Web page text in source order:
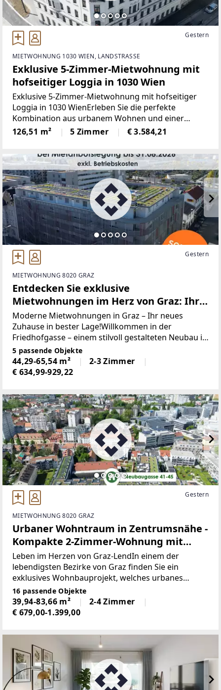
Gestern
MIETWOHNUNG 1030 WIEN, LANDSTRASSE
Exklusive 5-Zimmer-Mietwohnung mit
hofseitiger Loggia in 1030 Wien
Exklusive 5-Zimmer-Mietwohnung mit hofseitiger
Loggia in 1030 WienErleben Sie die perfekte
Kombination aus urbanem Wohnen und einer
ruhigen Rückzugsoase in dieser hochwertig
sanierten Altbauwohnung im Herzen des 3. Wiener
126,51 m² 5 Zimmer € 3.584,21
Gestern
MIETWOHNUNG 8020 GRAZ
Entdecken Sie exklusive
Mietwohnungen im Herz von Graz: Ihr
neues Zuhause in der Friedhofgasse!
Moderne Mietwohnungen in Graz – Ihr neues
Zuhause in bester Lage!Willkommen in der
Friedhofgasse – einem stilvoll gestalteten Neubau in
Graz, der seit 2014 moderne, komfortable
Wohnungen für höchste Ansprüche bietet.
Genießen Sie entspannte Stunden
5 passende Objekte
44,29-65,54 m²
2-3 Zimmer
€ 634,99-929,22
Gestern
MIETWOHNUNG 8020 GRAZ
Urbaner Wohntraum in Zentrumsnähe -
Kompakte 2-Zimmer-Wohnung mit
gemütlicher Außenfläche!
Leben im Herzen von Graz-LendIn einem der
lebendigsten Bezirke von Graz finden Sie ein
exklusives Wohnbauprojekt, welches urbanes
Lebensgefühl mit hoher Wohnqualität vereint. Ein
Wohnraum mit durchdachten Grundrissen und
hochwertiger Ausstattung
16 passende Objekte
39,94-83,66 m²
2-4 Zimmer
€ 679,00-1.399,00